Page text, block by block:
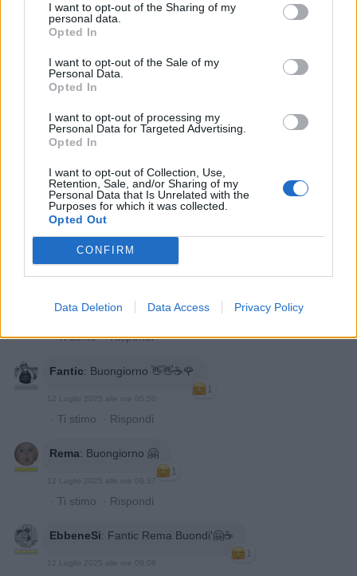
I want to opt-out of the Sharing of my
personal data.
Opted In
I want to opt-out of the Sale of my
Personal Data.
Opted In
I want to opt-out of processing my
Personal Data for Targeted Advertising.
Opted In
I want to opt-out of Collection, Use,
Retention, Sale, and/or Sharing of my
Personal Data that Is Unrelated with the
Purposes for which it was collected.
Opted Out
CONFIRM
Data Deletion Data Access Privacy Policy
Ti stimo fratella
Link
Salva
Leggi i commenti dall'inizio...
Leggi i commenti precedenti...
2
11 Luglio 2025 alle ore 19:16
·Ti stimo·Rispondi
Fantic: Buongiorno 👋👋☕🌹
1
· Ti stimo · Rispondi
Rema: Buongiorno 🤗
1
12 Luglio 2025 alle ore 06:37
· Ti stimo · Rispondi
EbbeneSi: Fantic Rema Buondi'🤗☕
1